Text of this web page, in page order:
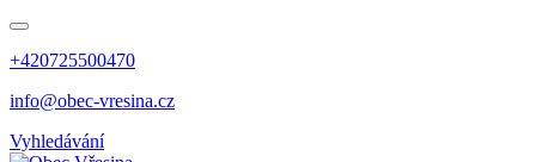
+420725500470
info@obec-vresina.cz
Vyhledávání